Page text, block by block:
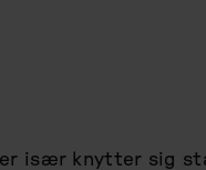
især knytter sig